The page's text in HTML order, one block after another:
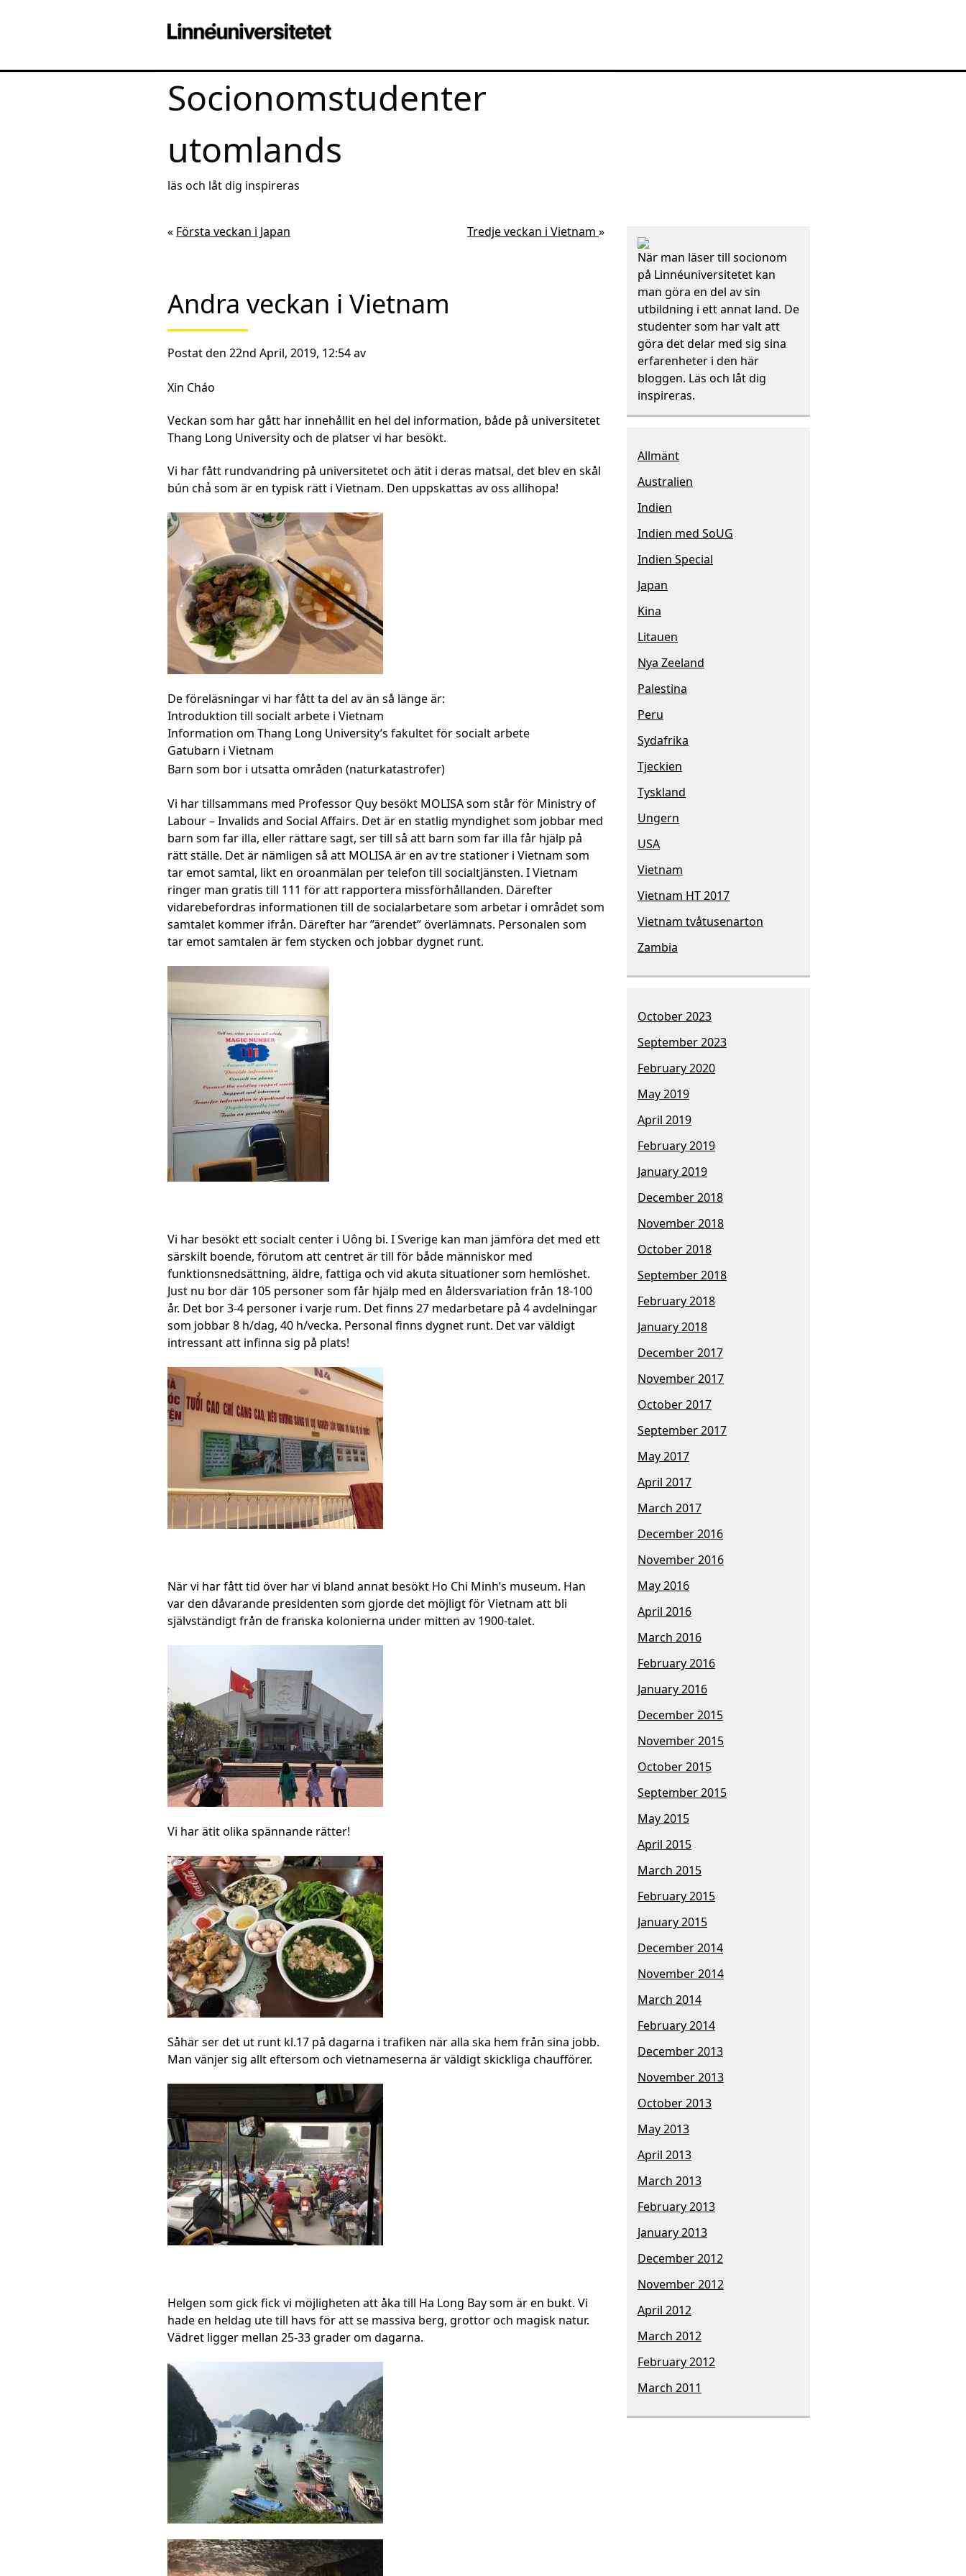
Socionomstudenter
utomlands
läs och låt dig inspireras
« Första veckan i Japan Tredje veckan i Vietnam »
Andra veckan i Vietnam
Postat den 22nd April, 2019, 12:54 av
Xin Cháo
Veckan som har gått har innehållit en hel del information, både på universitetet
Thang Long University och de platser vi har besökt.
Vi har fått rundvandring på universitetet och ätit i deras matsal, det blev en skål
bún chả som är en typisk rätt i Vietnam. Den uppskattas av oss allihopa!
De föreläsningar vi har fått ta del av än så länge är:
Introduktion till socialt arbete i Vietnam
Information om Thang Long University’s fakultet för socialt arbete
Gatubarn i Vietnam
Barn som bor i utsatta områden (naturkatastrofer)
Vi har tillsammans med Professor Quy besökt MOLISA som står för Ministry of
Labour – Invalids and Social Affairs. Det är en statlig myndighet som jobbar med
barn som far illa, eller rättare sagt, ser till så att barn som far illa får hjälp på
rätt ställe. Det är nämligen så att MOLISA är en av tre stationer i Vietnam som
tar emot samtal, likt en oroanmälan per telefon till socialtjänsten. I Vietnam
ringer man gratis till 111 för att rapportera missförhållanden. Därefter
vidarebefordras informationen till de socialarbetare som arbetar i området som
samtalet kommer ifrån. Därefter har ’’ärendet’’ överlämnats. Personalen som
tar emot samtalen är fem stycken och jobbar dygnet runt.
Vi har besökt ett socialt center i Uông bi. I Sverige kan man jämföra det med ett
särskilt boende, förutom att centret är till för både människor med
funktionsnedsättning, äldre, fattiga och vid akuta situationer som hemlöshet.
Just nu bor där 105 personer som får hjälp med en åldersvariation från 18-100
år. Det bor 3-4 personer i varje rum. Det finns 27 medarbetare på 4 avdelningar
som jobbar 8 h/dag, 40 h/vecka. Personal finns dygnet runt. Det var väldigt
intressant att infinna sig på plats!
När vi har fått tid över har vi bland annat besökt Ho Chi Minh’s museum. Han
var den dåvarande presidenten som gjorde det möjligt för Vietnam att bli
självständigt från de franska kolonierna under mitten av 1900-talet.
Vi har ätit olika spännande rätter!
Såhär ser det ut runt kl.17 på dagarna i trafiken när alla ska hem från sina jobb.
Man vänjer sig allt eftersom och vietnameserna är väldigt skickliga chaufförer.
Helgen som gick fick vi möjligheten att åka till Ha Long Bay som är en bukt. Vi
hade en heldag ute till havs för att se massiva berg, grottor och magisk natur.
Vädret ligger mellan 25-33 grader om dagarna.
När man läser till socionom
på Linnéuniversitetet kan
man göra en del av sin
utbildning i ett annat land. De
studenter som har valt att
göra det delar med sig sina
erfarenheter i den här
bloggen. Läs och låt dig
inspireras.
Allmänt
Australien
Indien
Indien med SoUG
Indien Special
Japan
Kina
Litauen
Nya Zeeland
Palestina
Peru
Sydafrika
Tjeckien
Tyskland
Ungern
USA
Vietnam
Vietnam HT 2017
Vietnam tvåtusenarton
Zambia
October 2023
September 2023
February 2020
May 2019
April 2019
February 2019
January 2019
December 2018
November 2018
October 2018
September 2018
February 2018
January 2018
December 2017
November 2017
October 2017
September 2017
May 2017
April 2017
March 2017
December 2016
November 2016
May 2016
April 2016
March 2016
February 2016
January 2016
December 2015
November 2015
October 2015
September 2015
May 2015
April 2015
March 2015
February 2015
January 2015
December 2014
November 2014
March 2014
February 2014
December 2013
November 2013
October 2013
May 2013
April 2013
March 2013
February 2013
January 2013
December 2012
November 2012
April 2012
March 2012
February 2012
March 2011